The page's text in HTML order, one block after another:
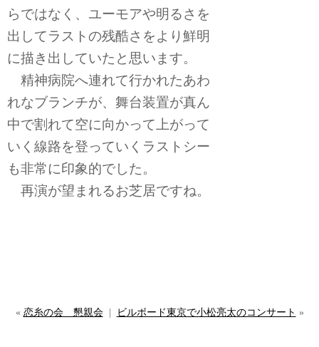
らではなく、ユーモアや明るさを
出してラストの残酷さをより鮮明
に描き出していたと思います。
精神病院へ連れて行かれたあわ
れなブランチが、舞台装置が真ん
中で割れて空に向かって上がって
いく線路を登っていくラストシー
も非常に印象的でした。
再演が望まれるお芝居ですね。
« 恋糸の会 懇親会| ビルボード東京で小松亮太のコンサート »